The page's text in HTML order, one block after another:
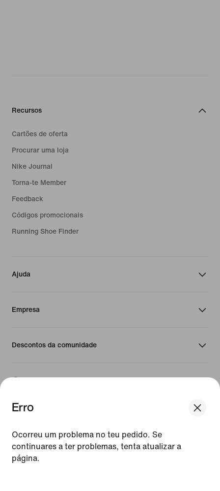
Erro
Ocorreu um problema no teu pedido. Se
continuares a ter problemas, tenta atualizar a
página.
Recursos
Cartões de oferta
Procurar uma loja
Nike Journal
Torna-te Member
Feedback
Códigos promocionais
Running Shoe Finder
Ajuda
Empresa
Descontos da comunidade
Portugal
Termos de Utilização
Termos de Venda
Detalhes da empresa